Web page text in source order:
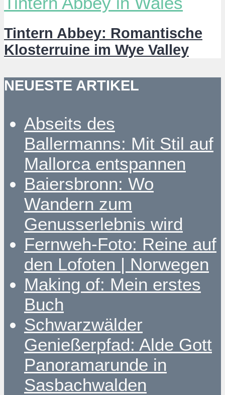
Tintern Abbey: Romantische
Klosterruine im Wye Valley
NEUESTE ARTIKEL
Abseits des
Ballermanns: Mit Stil auf
Mallorca entspannen
Baiersbronn: Wo
Wandern zum
Genusserlebnis wird
Fernweh-Foto: Reine auf
den Lofoten | Norwegen
Making of: Mein erstes
Buch
Schwarzwälder
Genießerpfad: Alde Gott
Panoramarunde in
Sasbachwalden